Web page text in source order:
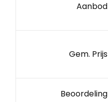
Aanbod
Gem. Prijs
Beoordeling